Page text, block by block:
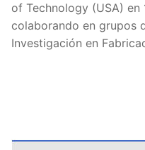
of Technology (USA)
colaborando en grupos
Investigación en